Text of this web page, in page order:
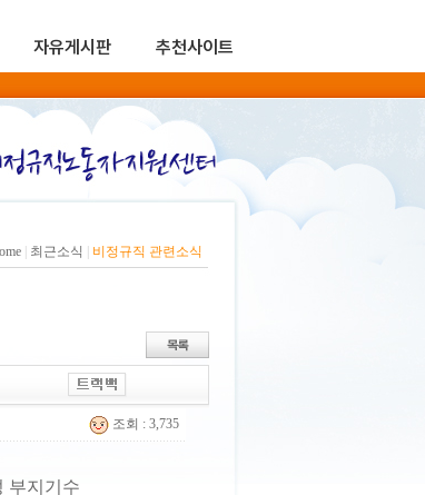
자유게시판 추천사이트
최근소식 비정규직 관련소식
조회 : 3,735
부지기수